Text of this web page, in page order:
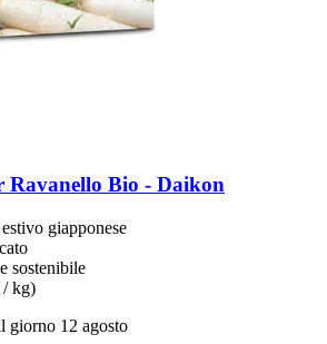
Ravanello Bio -​ Daikon
giapponese
sostenibile
/ kg)
giorno 12 agosto